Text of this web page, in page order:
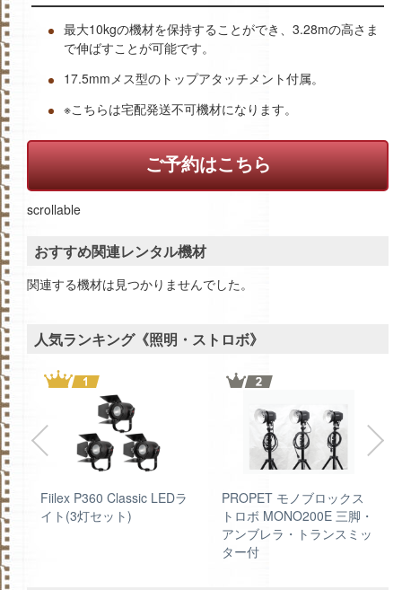
最大10kgの機材を保持することができ、3.28mの高さま
で伸ばすことが可能です。
17.5mmメス型のトップアタッチメント付属。
※こちらは宅配発送不可機材になります。
ご予約はこちら
scrollable
おすすめ関連レンタル機材
関連する機材は見つかりませんでした。
人気ランキング《照明・ストロボ》
Fiilex P360 Classic LEDラ
イト(3灯セット)
PROPET モノブロックス
トロボ MONO200E 三脚・
アンブレラ・トランスミッ
ター付